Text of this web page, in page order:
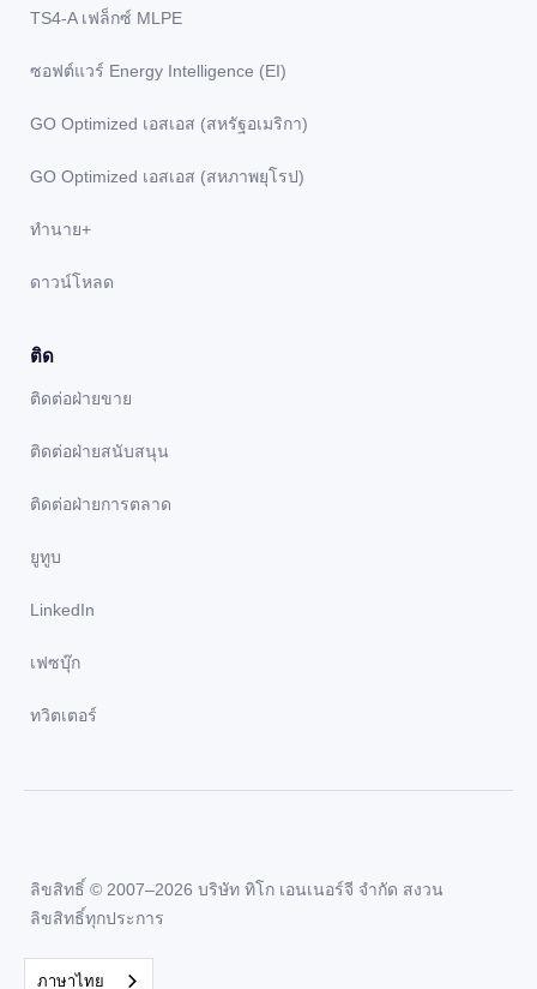
TS4-A เฟล็กซ์ MLPE
ซอฟต์แวร์ Energy Intelligence (EI)
GO Optimized เอสเอส (สหรัฐอเมริกา)
GO Optimized เอสเอส (สหภาพยุโรป)
ทํานาย+
ดาวน์โหลด
ติด
ติดต่อฝ่ายขาย
ติดต่อฝ่ายสนับสนุน
ติดต่อฝ่ายการตลาด
ยูทูบ
LinkedIn
เฟซบุ๊ก
ทวิตเตอร์
ลิขสิทธิ์ © 2007–2026 บริษัท ทิโก เอนเนอร์จี จำกัด สงวน
ลิขสิทธิ์ทุกประการ
ภาษาไทย